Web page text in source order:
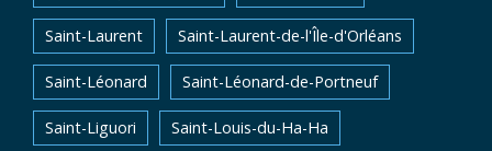
Saint-Laurent Saint-Laurent-de-l'Île-d'Orléans
Saint-Léonard Saint-Léonard-de-Portneuf
Saint-Liguori Saint-Louis-du-Ha-Ha